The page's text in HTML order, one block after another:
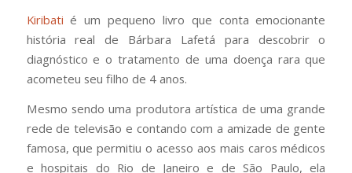
Kiribati é um pequeno livro que conta emocionante
história real de Bárbara Lafetá para descobrir o
diagnóstico e o tratamento de uma doença rara que
acometeu seu filho de 4 anos.
Mesmo sendo uma produtora artística de uma grande
rede de televisão e contando com a amizade de gente
famosa, que permitiu o acesso aos mais caros médicos
e hospitais do Rio de Janeiro e de São Paulo, ela